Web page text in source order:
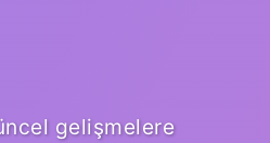
gelişmelere